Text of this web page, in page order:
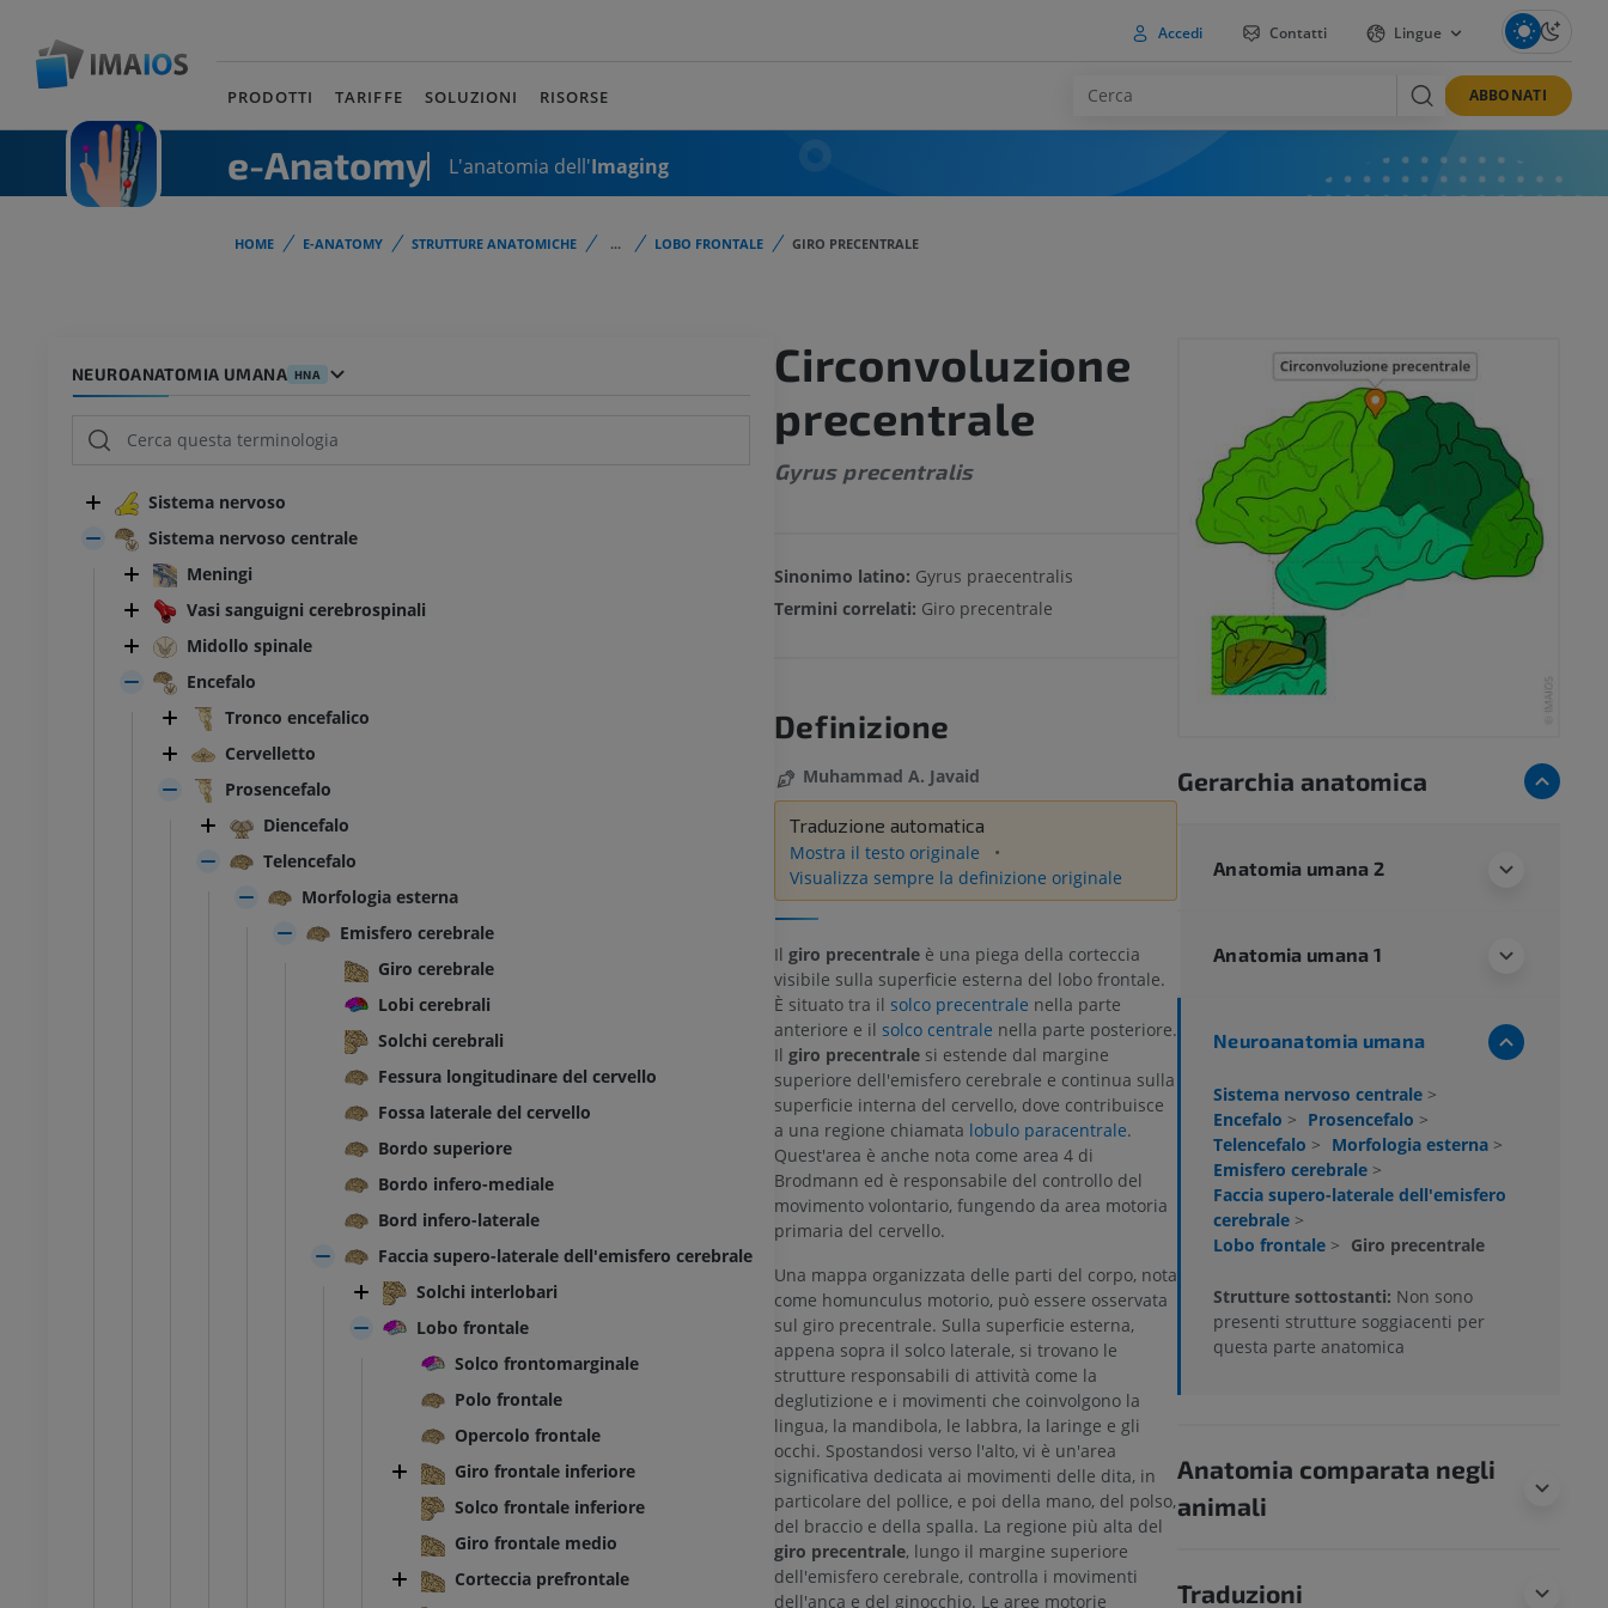
Accedi Contatti Lingue
PRODOTTI TARIFFE SOLUZIONI RISORSE ABBONATI
e-Anatomy L'anatomia dell'Imaging
HOME E-ANATOMY STRUTTURE ANATOMICHE ... LOBO FRONTALE GIRO PRECENTRALE
NEUROANATOMIA UMANA HNA
Sistema nervoso
Sistema nervoso centrale
Meningi
Vasi sanguigni cerebrospinali
Midollo spinale
Encefalo
Tronco encefalico
Cervelletto
Prosencefalo
Diencefalo
Telencefalo
Morfologia esterna
Emisfero cerebrale
Giro cerebrale
Lobi cerebrali
Solchi cerebrali
Fessura longitudinare del cervello
Fossa laterale del cervello
Bordo superiore
Bordo infero-mediale
Bord infero-laterale
Faccia supero-laterale dell'emisfero cerebrale
Solchi interlobari
Lobo frontale
Solco frontomarginale
Polo frontale
Opercolo frontale
Giro frontale inferiore
Solco frontale inferiore
Giro frontale medio
Corteccia prefrontale
Circonvoluzione
precentrale
Gyrus precentralis
Sinonimo latino: Gyrus praecentralis
Termini correlati: Giro precentrale
Definizione
Muhammad A. Javaid
Traduzione automatica
Mostra il testo originale
Visualizza sempre la definizione originale
Il giro precentraleè una piega della corteccia
visibile sulla superficie esterna del lobo frontale.
È situato tra il solco precentrale nella parte
anteriore e il solco centrale nella parte posteriore.
Il giro precentralesi estende dal margine
superiore dell'emisfero cerebrale e continua sulla
superficie interna del cervello, dove contribuisce
a una regione chiamata lobulo paracentrale.
Quest'area è anche nota come area 4 di
Brodmann ed è responsabile del controllo del
movimento volontario, fungendo da area motoria
primaria del cervello.
Una mappa organizzata delle parti del corpo, nota
come homunculus motorio, può essere osservata
sul giro precentrale. Sulla superficie esterna,
appena sopra il solco laterale, si trovano le
strutture responsabili di attività come la
deglutizione e i movimenti che coinvolgono la
lingua, la mandibola, le labbra, la laringe e gli
occhi. Spostandosi verso l'alto, vi è un'area
significativa dedicata ai movimenti delle dita, in
particolare del pollice, e poi della mano, del polso,
del braccio e della spalla. La regione più alta del
giro precentrale, lungo il margine superiore
dell'emisfero cerebrale, controlla i movimenti
dell'anca e del ginocchio. Le aree motorie
Gerarchia anatomica
Anatomia umana 2
Anatomia umana 1
Neuroanatomia umana
Sistema nervoso centrale >
Encefalo > Prosencefalo >
Telencefalo > Morfologia esterna >
Emisfero cerebrale >
Faccia supero-laterale dell'emisfero
cerebrale >
Lobo frontale > Giro precentrale
Strutture sottostanti: Non sono
presenti strutture soggiacenti per
questa parte anatomica
Anatomia comparata negli
animali
Traduzioni